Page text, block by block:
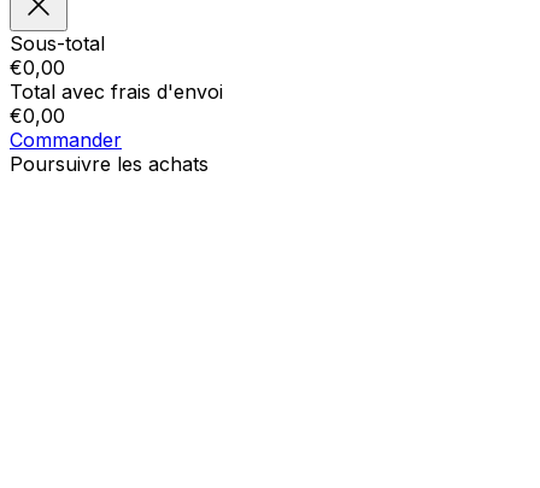
Sous-total
€0,00
Total avec frais d'envoi
€0,00
Commander
Poursuivre les achats